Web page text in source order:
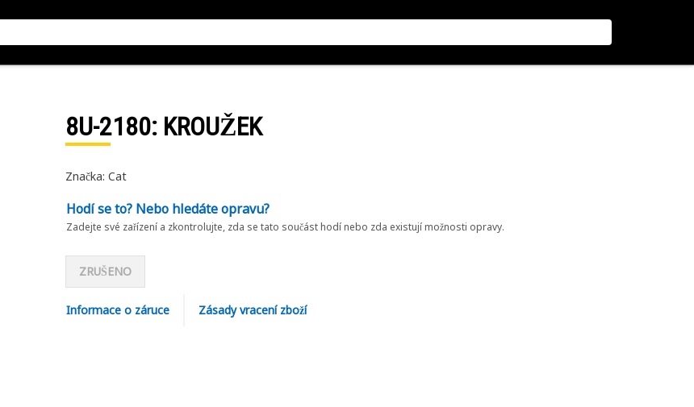
8U-2180: KROUŽEK
Značka: Cat
Hodí se to? Nebo hledáte opravu?
Zadejte své zařízení a zkontrolujte, zda se tato součást hodí nebo zda existují možnosti opravy.
ZRUŠENO
Informace o záruce Zásady vracení zboží